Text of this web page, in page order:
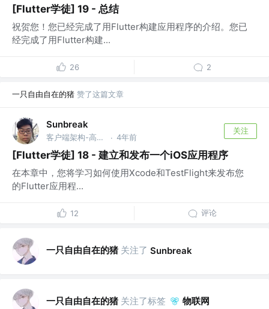
[Flutter学徒] 19 - 总结
祝贺您！您已经完成了用Flutter构建应用程序的介绍。您已
经完成了用Flutter构建...
26 2
一只自由自在的猪 赞了这篇文章
Sunbreak
客户端架构-高级工程师 @蚂蚁集团（上海） · 4年前
关注
[Flutter学徒] 18 - 建立和发布一个iOS应用程序
在本章中，您将学习如何使用Xcode和TestFlight来发布您
的Flutter应用程...
12 评论
一只自由自在的猪 关注了 Sunbreak
一只自由自在的猪 关注了标签 物联网